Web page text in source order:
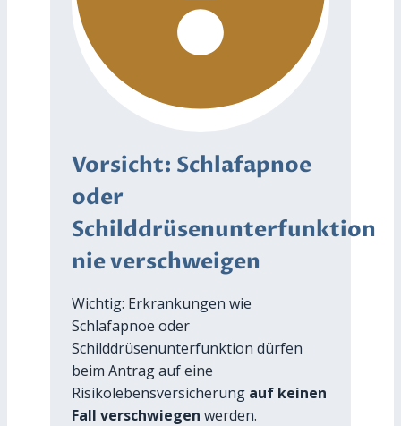
Vorsicht: Schlafapnoe
oder
Schilddrüsenunterfunktion
nie verschweigen
Wichtig: Erkrankungen wie
Schlafapnoe oder
Schilddrüsenunterfunktion dürfen
beim Antrag auf eine
Risikolebensversicherung auf keinen
Fall verschwiegen werden.